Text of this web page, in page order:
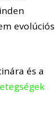
evolúciós
és a